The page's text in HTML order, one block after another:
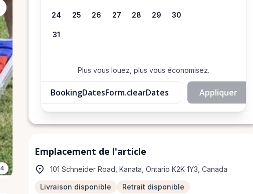
24 25 26 27 28 29 30
31
Plus vous louez, plus vous économisez.
BookingDatesForm.clearDates Appliquer
Emplacement de l'article
101 Schneider Road, Kanata, Ontario K2K 1Y3, Canada
Livraison disponible Retrait disponible